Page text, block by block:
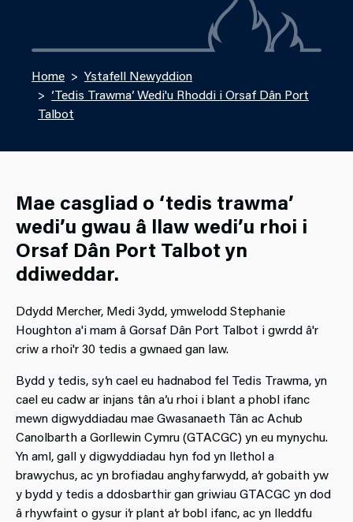
Home
Ystafell Newyddion
‘Tedis Trawma’ Wedi'u Rhoddi i Orsaf Dân Port
Talbot
Mae casgliad o ‘tedis trawma’
wedi’u gwau â llaw wedi’u rhoi i
Orsaf Dân Port Talbot yn
ddiweddar.
Ddydd Mercher, Medi 3ydd, ymwelodd Stephanie
Houghton a'i mam â Gorsaf Dân Port Talbot i gwrdd â'r
criw a rhoi'r 30 tedis a gwnaed gan law.
Bydd y tedis, sy’n cael eu hadnabod fel Tedis Trawma, yn
cael eu cadw ar injans tân a’u rhoi i blant a phobl ifanc
mewn digwyddiadau mae Gwasanaeth Tân ac Achub
Canolbarth a Gorllewin Cymru (GTACGC) yn eu mynychu.
Yn aml, gall y digwyddiadau hyn fod yn llethol a
brawychus, ac yn brofiadau anghyfarwydd, a’r gobaith yw
y bydd y tedis a ddosbarthir gan griwiau GTACGC yn dod
â rhywfaint o gysur i’r plant a’r bobl ifanc, ac yn lleddfu